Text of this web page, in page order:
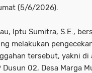
(5/6/2026).
Iptu Sumitra, S.E.,
melakukan
tersebut, yakni di
02, Desa Marga